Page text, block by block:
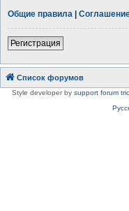
Общие правила |
Регистрация
Список форумов
Style developer by support forum